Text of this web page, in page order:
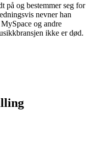
på og bestemmer seg for
nevner han
og andre
ikke er død.